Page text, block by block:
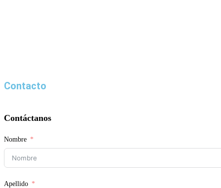
Contacto
Contáctanos
Nombre
Apellido